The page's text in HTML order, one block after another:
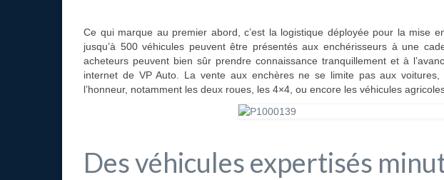
Ce qui marque au premier abord, c’est la logistique déployée pour la mise
jusqu’à 500 véhicules peuvent être présentés aux enchérisseurs à une
acheteurs peuvent bien sûr prendre connaissance tranquillement et à
internet de VP Auto. La vente aux enchères ne se limite pas aux
l’honneur, notamment les deux roues, les 4×4, ou encore les véhicules
Des véhicules expertisés